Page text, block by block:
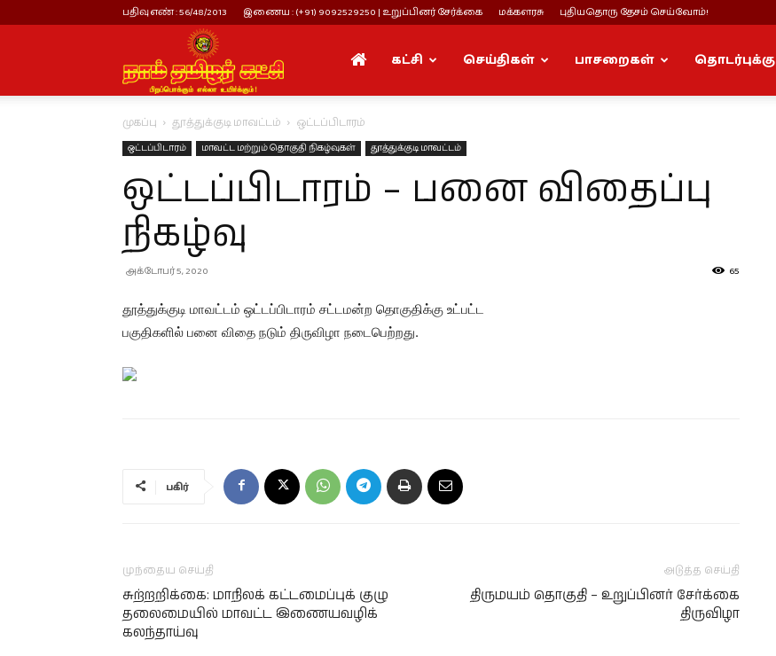
பதிவு எண் : 56/48/2013 இணைய : (+91) 9092529250 | உறுப்பினர் சேர்க்கை மக்களரசு புதியதொரு தேசம் செய்வோம்!
நாம்
தமிழர்
கட்சி
கட்சி செய்திகள் பாசறைகள் தொடர்புக்கு
முகப்பு தூத்துக்குடி மாவட்டம் ஒட்டப்பிடாரம்
ஒட்டப்பிடாரம் மாவட்ட மற்றும் தொகுதி நிகழ்வுகள் தூத்துக்குடி மாவட்டம்
ஒட்டப்பிடாரம் – பனை விதைப்பு
நிகழ்வு
அக்டோபர் 5, 2020 65
தூத்துக்குடி மாவட்டம் ஒட்டப்பிடாரம் சட்டமன்ற தொகுதிக்கு உட்பட்ட
பகுதிகளில் பனை விதை நடும் திருவிழா நடைபெற்றது.
பகிர்
முந்தைய செய்தி
சுற்றறிக்கை: மாநிலக் கட்டமைப்புக் குழு
தலைமையில் மாவட்ட இணையவழிக்
கலந்தாய்வு
அடுத்த செய்தி
திருமயம் தொகுதி – உறுப்பினர் சேர்க்கை
திருவிழா